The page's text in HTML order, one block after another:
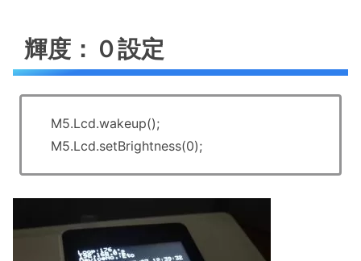
輝度：０設定
M5.Lcd.wakeup();
M5.Lcd.setBrightness(0);